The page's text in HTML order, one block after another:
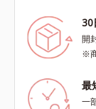
30
開
※
最
一